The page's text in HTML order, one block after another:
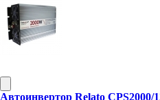
Автоинвертор Relato